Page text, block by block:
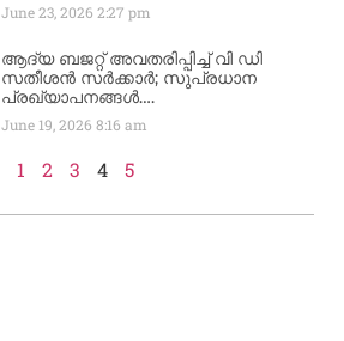
June 23, 20262:27 pm
ആദ്യ ബജറ്റ് അവതരിപ്പിച്ച് വി ഡി
സതീശൻ സർക്കാർ; സുപ്രധാന
പ്രഖ്യാപനങ്ങൾ….
June 19, 20268:16 am
1 2 3 4 5